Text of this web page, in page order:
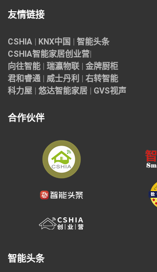
友情链接
CSHIA KNX中国
智能头条
CSHIA智能家居创业营
向往智能
瑞瀛物联
金牌厨柜
君和睿通
威士丹利
右转智能
科力屋
悠达智能家居 GVS视声
合作伙伴
智能头条